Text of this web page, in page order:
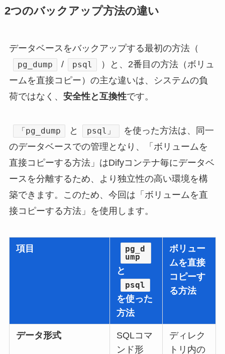
2つのバックアップ方法の違い
データベースをバックアップする最初の方法（
pg_dump / psql
）と、2番目の方法（ボリュ
ームを直接コピー）の主な違いは、システムの負
荷ではなく、 安全性と互換性です。
「pg_dump と psql」
を使った方法は、同一
のデータベースでの管理となり、「ボリュームを
直接コピーする方法」はDifyコンテナ毎にデータベ
ースを分離するため、より独立性の高い環境を構
築できます。このため、今回は「ボリュームを直
接コピーする方法」を使用します。
項目
pg_d
ump
と
psql
を使った
方法
ボリュー
ムを直接
コピーす
る方法
データ形式
SQLコマ
ンド形
ディレク
トリ内の